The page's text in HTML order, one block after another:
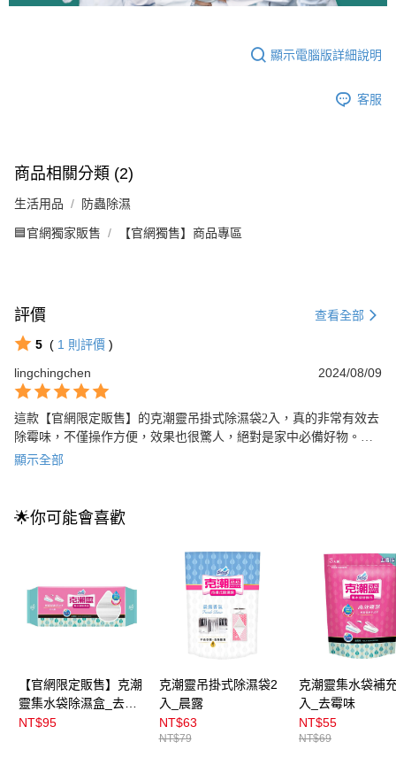
顯示電腦版詳細說明
客服
商品相關分類 (2)
生活用品 防蟲除濕
🟦官網獨家販售 【官網獨售】商品專區
評價 查看全部
5 ( 1 則評價 )
lingchingchen
2024/08/09
這款【官網限定販售】的克潮靈吊掛式除濕袋2入，真的非常有效去
除霉味，不僅操作方便，效果也很驚人，絕對是家中必備好物。強
力推薦！
顯示全部
🌟你可能會喜歡
【官網限定販售】克潮
靈集水袋除濕盒_去霉
味
NT$95
克潮靈吊掛式除濕袋2
入_晨露
NT$63
NT$79
克潮靈集水袋補
入_去霉味
NT$55
NT$69